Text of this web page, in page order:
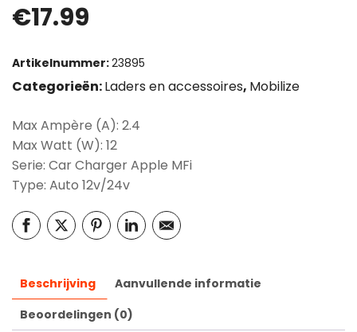
€17.99
Artikelnummer:23895
Categorieën:Laders en accessoires, Mobilize
Max Ampère (A): 2.4
Max Watt (W): 12
Serie: Car Charger Apple MFi
Type: Auto 12v/24v
Beschrijving
Aanvullende informatie
Beoordelingen (0)